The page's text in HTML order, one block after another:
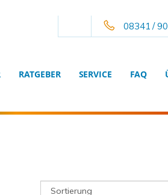
08341 /
RATGEBER SERVICE FAQ